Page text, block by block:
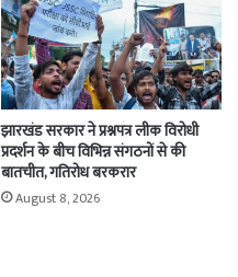
झारखंड सरकार ने प्रश्नपत्र लीक विरोधी
प्रदर्शन के बीच विभिन्न संगठनों से की
बातचीत, गतिरोध बरकरार
August 8, 2026